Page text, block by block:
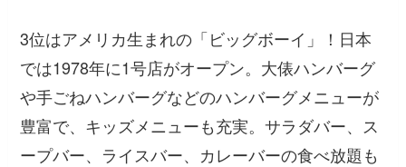
3位はアメリカ生まれの「ビッグボーイ」！日本
では1978年に1号店がオープン。大俵ハンバーグ
や手ごねハンバーグなどのハンバーグメニューが
豊富で、キッズメニューも充実。サラダバー、ス
ープバー、ライスバー、カレーバーの食べ放題も